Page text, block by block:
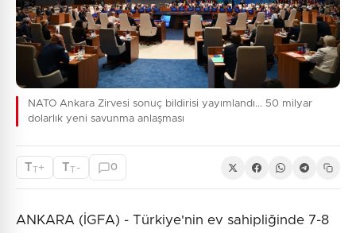
NATO Ankara Zirvesi sonuç bildirisi yayımlandı... 50 milyar
dolarlık yeni savunma anlaşması
TT+ TT - 0
ANKARA (İGFA) - Türkiye'nin ev sahipliğinde 7-8